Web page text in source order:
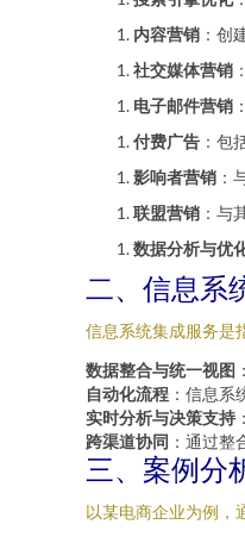
内容营销 ：创
社交媒体营销
电子邮件营销
付费广告 ：包
影响者营销 ：
联盟营销 ：与
数据分析与优
二、信息系
信息系统集成服务是
数据整合与统一视图
自动化流程 ：信息
实时分析与决策支持
跨渠道协同 ：通过
三、案例分
以某电商企业为例，